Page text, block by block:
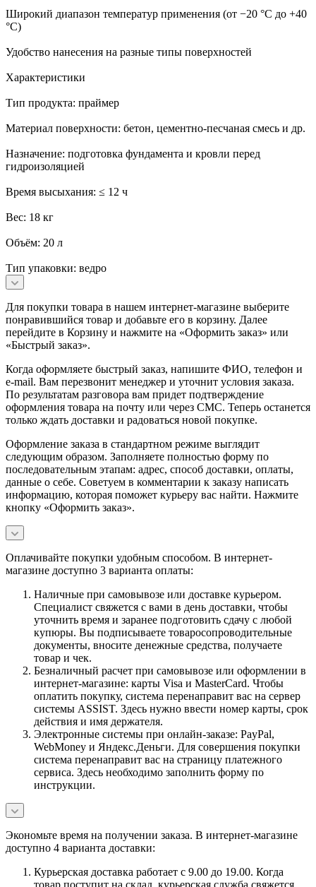
Широкий диапазон температур применения (от −20 °С до +40
°С)
Удобство нанесения на разные типы поверхностей
Характеристики
Тип продукта: праймер
Материал поверхности: бетон, цементно-песчаная смесь и др.
Назначение: подготовка фундамента и кровли перед
гидроизоляцией
Время высыхания: ≤ 12 ч
Вес: 18 кг
Объём: 20 л
Тип упаковки: ведро
Для покупки товара в нашем интернет-магазине выберите
понравившийся товар и добавьте его в корзину. Далее
перейдите в Корзину и нажмите на «Оформить заказ» или
«Быстрый заказ».
Когда оформляете быстрый заказ, напишите ФИО, телефон и
e-mail. Вам перезвонит менеджер и уточнит условия заказа.
По результатам разговора вам придет подтверждение
оформления товара на почту или через СМС. Теперь останется
только ждать доставки и радоваться новой покупке.
Оформление заказа в стандартном режиме выглядит
следующим образом. Заполняете полностью форму по
последовательным этапам: адрес, способ доставки, оплаты,
данные о себе. Советуем в комментарии к заказу написать
информацию, которая поможет курьеру вас найти. Нажмите
кнопку «Оформить заказ».
Оплачивайте покупки удобным способом. В интернет-
магазине доступно 3 варианта оплаты:
Наличные при самовывозе или доставке курьером.
Специалист свяжется с вами в день доставки, чтобы
уточнить время и заранее подготовить сдачу с любой
купюры. Вы подписываете товаросопроводительные
документы, вносите денежные средства, получаете
товар и чек.
Безналичный расчет при самовывозе или оформлении в
интернет-магазине: карты Visa и MasterCard. Чтобы
оплатить покупку, система перенаправит вас на сервер
системы ASSIST. Здесь нужно ввести номер карты, срок
действия и имя держателя.
Электронные системы при онлайн-заказе: PayPal,
WebMoney и Яндекс.Деньги. Для совершения покупки
система перенаправит вас на страницу платежного
сервиса. Здесь необходимо заполнить форму по
инструкции.
Экономьте время на получении заказа. В интернет-магазине
доступно 4 варианта доставки:
Курьерская доставка работает с 9.00 до 19.00. Когда
товар поступит на склад, курьерская служба свяжется